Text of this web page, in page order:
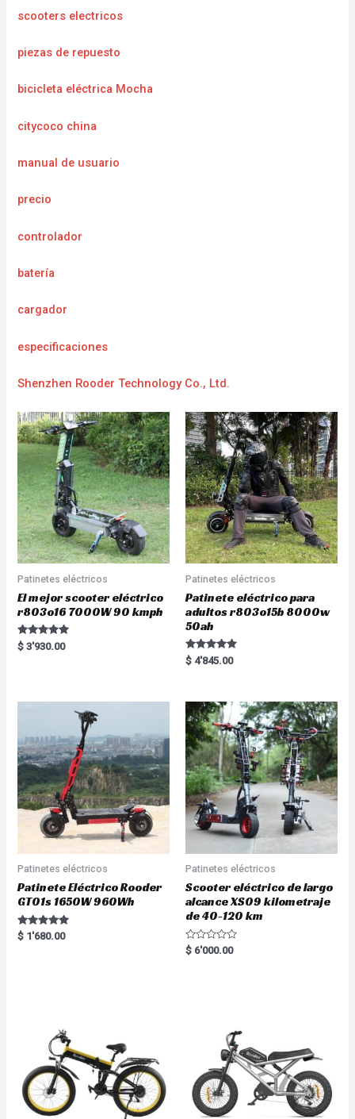
scooters electricos
piezas de repuesto
bicicleta eléctrica Mocha
citycoco china
manual de usuario
precio
controlador
batería
cargador
especificaciones
Shenzhen Rooder Technology Co., Ltd.
Patinetes eléctricos
El mejor scooter eléctrico
r803o16 7000W 90 kmph
Rated
5.00
$ 3'930.00
Patinetes eléctricos
Patinete eléctrico para
adultos r803o15b 8000w
50ah
Rated
5.00
$ 4'845.00
Patinetes eléctricos
Patinete Eléctrico Rooder
GT01s 1650W 960Wh
Rated
5.00
$ 1'680.00
Patinetes eléctricos
Scooter eléctrico de largo
alcance XS09 kilometraje
de 40-120 km
R
a
$ 6'000.00